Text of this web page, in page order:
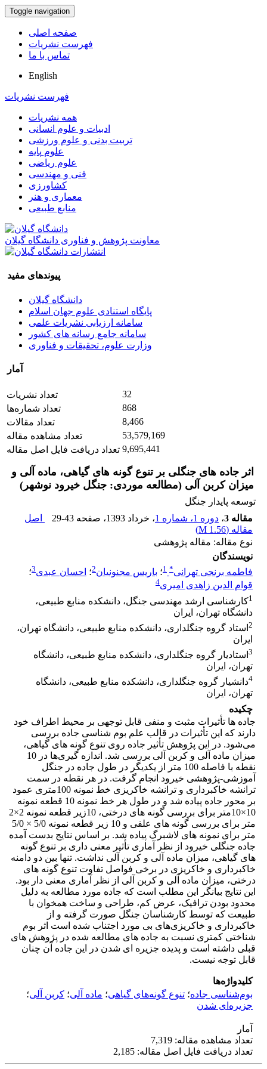
Toggle navigation
صفحه اصلی
فهرست نشریات
تماس با ما
English
فهرست نشریات
همه نشریات
ادبیات و علوم انسانی
تربیت بدنی و علوم ورزشی
علوم پایه
علوم ریاضی
فنی و مهندسی
کشاورزی
معماری و هنر
منابع طبیعی
معاونت پژوهش و فناوری دانشگاه گیلان
پیوندهای مفید
دانشگاه گیلان
پایگاه استنادی علوم جهان اسلام
سامانه ارزیابی نشریات علمی
سامانه جامع رسانه های کشور
وزارت علوم، تحقیقات و فناوری
آمار
تعداد نشریات
32
تعداد شماره‌ها
868
تعداد مقالات
8,466
تعداد مشاهده مقاله
53,579,169
تعداد دریافت فایل اصل مقاله 9,695,441
اثر جاده های جنگلی بر تنوع گونه های گیاهی، ماده آلی و
میزان کربن آلی (مطالعه موردی: جنگل خیرود نوشهر)
توسعه پایدار جنگل
مقاله 3
، دوره 1، شماره 1 ، خرداد 1393 ، صفحه 29-43
اصل
مقاله (1.56 M
)
نوع مقاله: مقاله پژوهشی
نویسندگان
فاطمه برنجی تهرانی*
1؛ باریس مجنونیان2؛ احسان عبدی3؛
قوام الدین زاهدی امیری4
1کارشناسی ارشد مهندسی جنگل، دانشکده منابع طبیعی،
دانشگاه تهران، ایران
2 استاد گروه جنگلداری، دانشکده منابع طبیعی، دانشگاه تهران،
ایران
3 استادیار گروه جنگلداری، دانشکده منابع طبیعی، دانشگاه
تهران، ایران
4دانشیار گروه جنگلداری، دانشکده منابع طبیعی، دانشگاه
تهران، ایران
چکیده
جاده ها تأثیرات مثبت و منفی قابل توجهی بر محیط اطراف خود
دارند که این تأثیرات در قالب علم بوم شناسی جاده بررسی
می‌شود. در این پژوهش تأثیر جاده روی تنوع گونه های گیاهی،
میزان ماده آلی و کربن آلی بررسی شد. اندازه گیری‌ها در 10
نقطه با فاصله 100 متر از یکدیگر در طول جاده در جنگل
آموزشی-پژوهشی خیرود انجام گرفت. در هر نقطه در سمت
ترانشه خاکبرداری و ترانشه خاکریزی خط نمونه 100متری عمود
بر محور جاده پیاده شد و در طول هر خط نمونه 10 قطعه نمونه
10×10متر برای بررسی گونه های درختی، 10زیر قطعه نمونه 2×2
متر برای بررسی گونه های علفی و 10 زیر قطعه نمونه 5/0 × 5/0
متر برای نمونه های لاشبرگ پیاده شد. بر اساس نتایج بدست ‌آمده
جاده جنگلی خیرود از نظر آماری تأثیر معنی داری بر تنوع گونه
های گیاهی، میزان ماده آلی و کربن آلی نداشت. تنها بین دو دامنه
خاکبرداری و خاکریزی در برخی فواصل تفاوت تنوع گونه های
درختی، میزان ماده آلی و کربن آلی از نظر آماری معنی دار بود.
این نتایج بیانگر این مطلب است که جاده مورد مطالعه به ­دلیل
محدود بودن ترافیک، عرض کم، طراحی و ساخت همخوان با
طبیعت که توسط کارشناسان جنگل صورت گرفته و از
خاکبرداری و خاکریزی‌های بی مورد اجتناب شده است اثر بوم
شناختی کمتری نسبت به جاده های مطالعه شده در پژوهش های
قبلی داشته است و پدیده جزیره ای شدن در این جاده آن چنان
قابل توجه نیست.
کلیدواژه‌ها
بوم‌شناسی جاده؛ تنوع گونه‌های گیاهی؛ ماده آلی؛ کربن آلی؛
جزیره‌ای شدن
آمار
تعداد مشاهده مقاله: 7,319
تعداد دریافت فایل اصل مقاله: 2,185